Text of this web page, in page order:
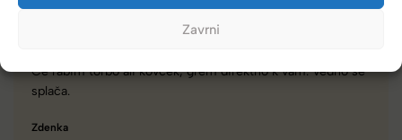
Zavrni
Vedno se
Zelo dobra trgovina za torbe in kovčke, z